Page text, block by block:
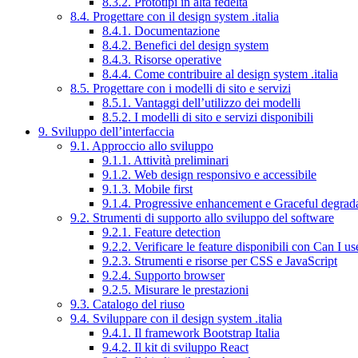
8.4. Progettare con il design system .italia
8.4.1. Documentazione
8.4.2. Benefici del design system
8.4.3. Risorse operative
8.4.4. Come contribuire al design system .italia
8.5. Progettare con i modelli di sito e servizi
8.5.1. Vantaggi dell’utilizzo dei modelli
8.5.2. I modelli di sito e servizi disponibili
9. Sviluppo dell’interfaccia
9.1. Approccio allo sviluppo
9.1.1. Attività preliminari
9.1.2. Web design responsivo e accessibile
9.1.3. Mobile first
9.1.4. Progressive enhancement e Graceful
9.2. Strumenti di supporto allo sviluppo del software
9.2.1. Feature detection
9.2.2. Verificare le feature disponibili con Can I
9.2.3. Strumenti e risorse per CSS e JavaScript
9.2.4. Supporto browser
9.2.5. Misurare le prestazioni
9.3. Catalogo del riuso
9.4. Sviluppare con il design system .italia
9.4.1. Il framework Bootstrap Italia
9.4.2. Il kit di sviluppo React